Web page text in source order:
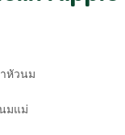
หัวนม
มแม่